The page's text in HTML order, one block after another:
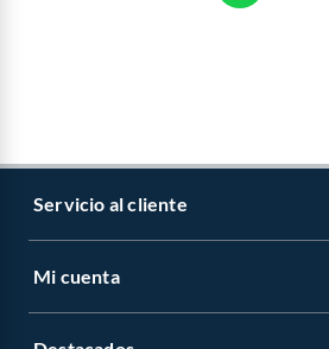
Servicio al cliente
Libro de reclamaciones
Mi cuenta